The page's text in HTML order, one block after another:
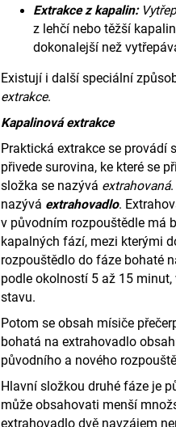
Extrakce z kapalin:
z lehčí nebo těžší
dokonalejší než
Existují i další speciální
extrakce.
Kapalinová extrakce
Praktická extrakce se provádí
přivede surovina, ke které se
složka se nazývá extrahovaná.
nazývá extrahovadlo.
v původním rozpouštědle má
kapalných fází, mezi kterými
rozpouštědlo do fáze bohaté
podle okolností 5 až 15
stavu.
Potom se obsah mísiče
bohatá na extrahovadlo
původního a nového
Hlavní složkou druhé fáze je
může obsahovati menší
extrahovadlo dvě navzájem